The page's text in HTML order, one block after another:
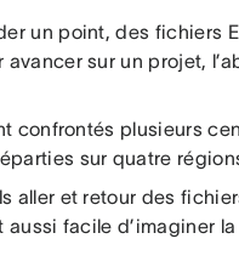
un point, des fichiers
sur un projet,
confrontés plusieurs
sur quatre
aller et retour des
facile d’imaginer